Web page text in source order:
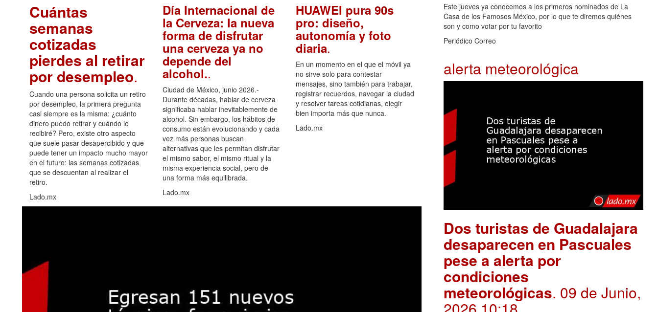
Cuántas
semanas
cotizadas
pierdes al retirar
por desempleo.
Cuando una persona solicita un retiro
por desempleo, la primera pregunta
casi siempre es la misma: ¿cuánto
dinero puedo retirar y cuándo lo
recibiré? Pero, existe otro aspecto
que suele pasar desapercibido y que
puede tener un impacto mucho mayor
en el futuro: las semanas cotizadas
que se descuentan al realizar el
retiro.
Lado.mx
Día Internacional de
la Cerveza: la nueva
forma de disfrutar
una cerveza ya no
depende del
alcohol..
Ciudad de México, junio 2026.-
Durante décadas, hablar de cerveza
significaba hablar inevitablemente de
alcohol. Sin embargo, los hábitos de
consumo están evolucionando y cada
vez más personas buscan
alternativas que les permitan disfrutar
el mismo sabor, el mismo ritual y la
misma experiencia social, pero de
una forma más equilibrada.
Lado.mx
HUAWEI pura 90s
pro: diseño,
autonomía y foto
diaria.
En un momento en el que el móvil ya
no sirve solo para contestar
mensajes, sino también para trabajar,
registrar recuerdos, navegar la ciudad
y resolver tareas cotidianas, elegir
bien importa más que nunca.
Lado.mx
Este jueves ya conocemos a los primeros nominados de La
Casa de los Famosos México, por lo que te diremos quiénes
son y como votar por tu favorito
Periódico Correo
alerta meteorológica
Dos turistas de Guadalajara
desaparecen en Pascuales
pese a alerta por
condiciones
meteorológicas. 09 de Junio,